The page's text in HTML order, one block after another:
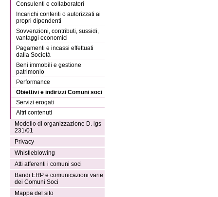
Consulenti e collaboratori
Incarichi conferiti o autorizzati ai
propri dipendenti
Sovvenzioni, contributi, sussidi,
vantaggi economici
Pagamenti e incassi effettuati
dalla Società
Beni immobili e gestione
patrimonio
Performance
Obiettivi e indirizzi Comuni soci
Servizi erogati
Altri contenuti
Modello di organizzazione D. lgs
231/01
Privacy
Whistleblowing
Atti afferenti i comuni soci
Bandi ERP e comunicazioni varie
dei Comuni Soci
Mappa del sito